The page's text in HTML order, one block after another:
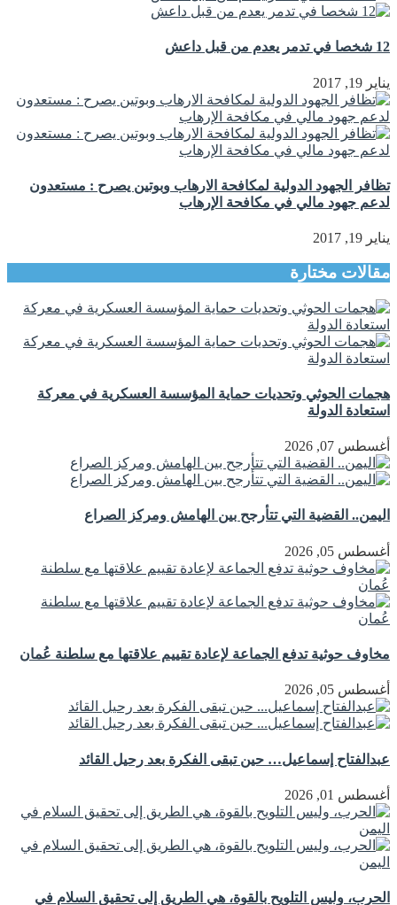
12 شخصا في تدمر يعدم من قبل داعش
يناير 19, 2017
تظافر الجهود الدولية لمكافحة الارهاب وبوتين يصرح : مستعدون
لدعم جهود مالي في مكافحة الإرهاب
يناير 19, 2017
مقالات مختارة
هجمات الحوثي وتحديات حماية المؤسسة العسكرية في معركة
استعادة الدولة
أغسطس 07, 2026
اليمن.. القضية التي تتأرجح بين الهامش ومركز الصراع
أغسطس 05, 2026
مخاوف حوثية تدفع الجماعة لإعادة تقييم علاقتها مع سلطنة عُمان
أغسطس 05, 2026
عبدالفتاح إسماعيل… حين تبقى الفكرة بعد رحيل القائد
أغسطس 01, 2026
الحرب، وليس التلويح بالقوة، هي الطريق إلى تحقيق السلام في